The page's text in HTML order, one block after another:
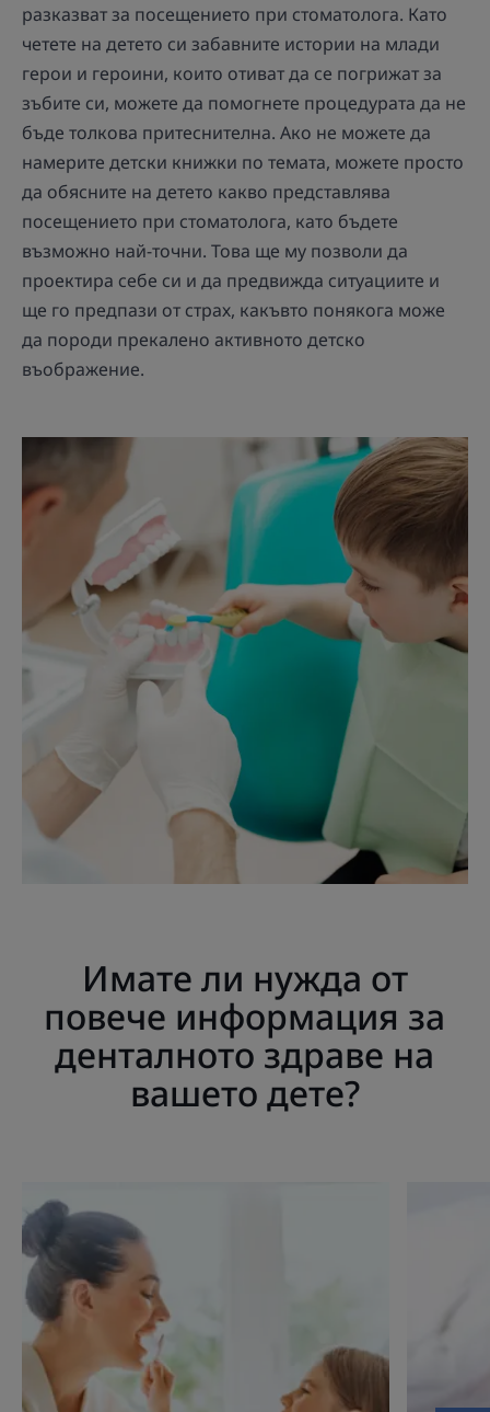
разказват за посещението при стоматолога. Като
четете на детето си забавните истории на млади
герои и героини, които отиват да се погрижат за
зъбите си, можете да помогнете процедурата да не
бъде толкова притеснителна. Ако не можете да
намерите детски книжки по темата, можете просто
да обясните на детето какво представлява
посещението при стоматолога, като бъдете
възможно най-точни. Това ще му позволи да
проектира себе си и да предвижда ситуациите и
ще го предпази от страх, какъвто понякога може
да породи прекалено активното детско
въображение.
Имате ли нужда от
повече информация за
денталното здраве на
вашето дете?
Открийте
Грижа
за
зъбите
на
вашето
дете